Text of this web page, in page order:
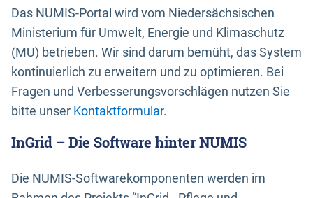
Das NUMIS-Portal wird vom Niedersächsischen
Ministerium für Umwelt, Energie und Klimaschutz
(MU) betrieben. Wir sind darum bemüht, das System
kontinuierlich zu erweitern und zu optimieren. Bei
Fragen und Verbesserungsvorschlägen nutzen Sie
bitte unser Kontaktformular.
InGrid – Die Software hinter NUMIS
Die NUMIS-Softwarekomponenten werden im